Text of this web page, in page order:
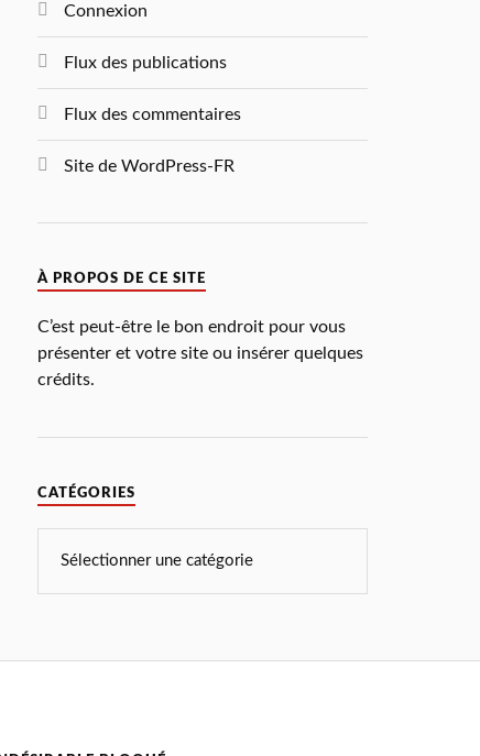
Connexion
Flux des publications
Flux des commentaires
Site de WordPress-FR
À PROPOS DE CE SITE
C’est peut-être le bon endroit pour vous
présenter et votre site ou insérer quelques
crédits.
CATÉGORIES